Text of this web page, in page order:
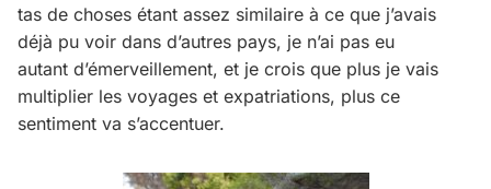
tas de choses étant assez similaire à ce que j’avais
déjà pu voir dans d’autres pays, je n’ai pas eu
autant d’émerveillement, et je crois que plus je vais
multiplier les voyages et expatriations, plus ce
sentiment va s’accentuer.